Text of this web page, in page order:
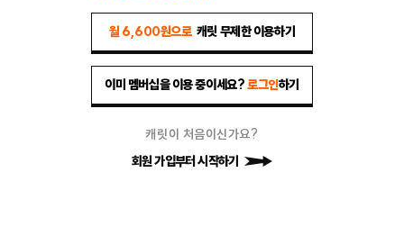
월 6,600원으로 캐릿 무제한 이용하기
이미 멤버십을 이용 중이세요?로그인하기
캐릿이 처음이신가요?
회원 가입부터 시작하기